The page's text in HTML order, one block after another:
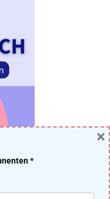
MACHT IDEEN
*
×